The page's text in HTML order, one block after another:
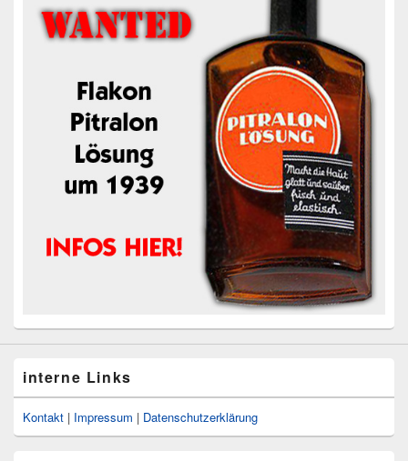
interne Links
Kontakt | Impressum | Datenschutzerklärung